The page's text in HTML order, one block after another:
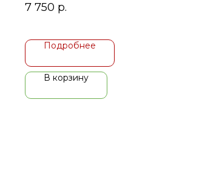
7 750 р.
Подробнее
В корзину